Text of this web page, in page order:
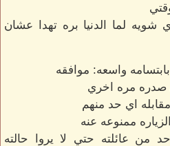
لما الدنيا بره تهدا عشان
واسعه: موافقه
صدره مره اخري
اي حد منهم
ممنوعه عنه
من عائلته حتي لا يروا حالته